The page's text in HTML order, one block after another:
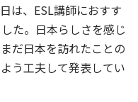
は、ESL講師におすす
た。日本らしさを感じ
だ日本を訪れたことの
う工夫して発表してい